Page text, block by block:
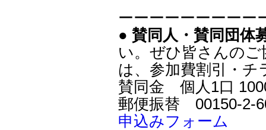
ーーーーーーーーー
● 賛同人・賛同団体
い。ぜひ皆さんの
は、参加費割引・
賛同金 個人1口
郵便振替 00150-2-
申込みフォーム